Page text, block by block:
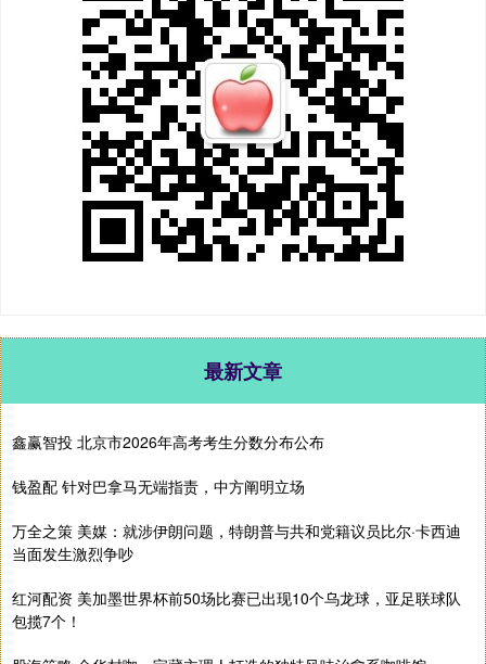
最新文章
鑫赢智投 北京市2026年高考考生分数分布公布
钱盈配 针对巴拿马无端指责，中方阐明立场
万全之策 美媒：就涉伊朗问题，特朗普与共和党籍议员比尔·卡西迪
当面发生激烈争吵
红河配资 美加墨世界杯前50场比赛已出现10个乌龙球，亚足联球队
包揽7个！